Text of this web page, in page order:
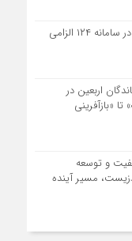
ثبت قیمت کالا و خدمات در سامانه ۱۲۴ الزامی
اربعین در
«بازآفرینی
و توسعه
مسیر آینده